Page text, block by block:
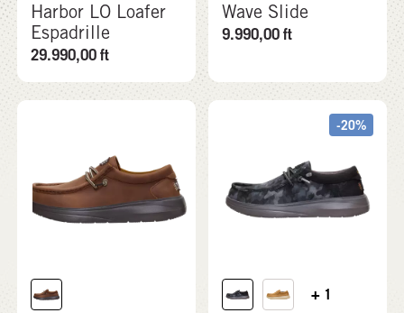
Harbor LO Loafer
Espadrille
29.990,00ft
Wave Slide
9.990,00ft
-20%
+ 1